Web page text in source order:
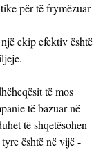
për të frymëzuar
një ekip efektiv është
të mos
të bazuar në
të shqetësohen
është në vijë -